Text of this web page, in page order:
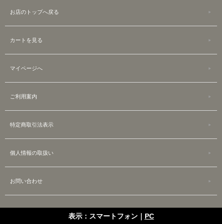
お店のトップへ戻る
カートを見る
マイページへ
ご利用案内
特定商取引法表示
個人情報の取扱い
お問い合わせ
表示：スマートフォン｜ PC